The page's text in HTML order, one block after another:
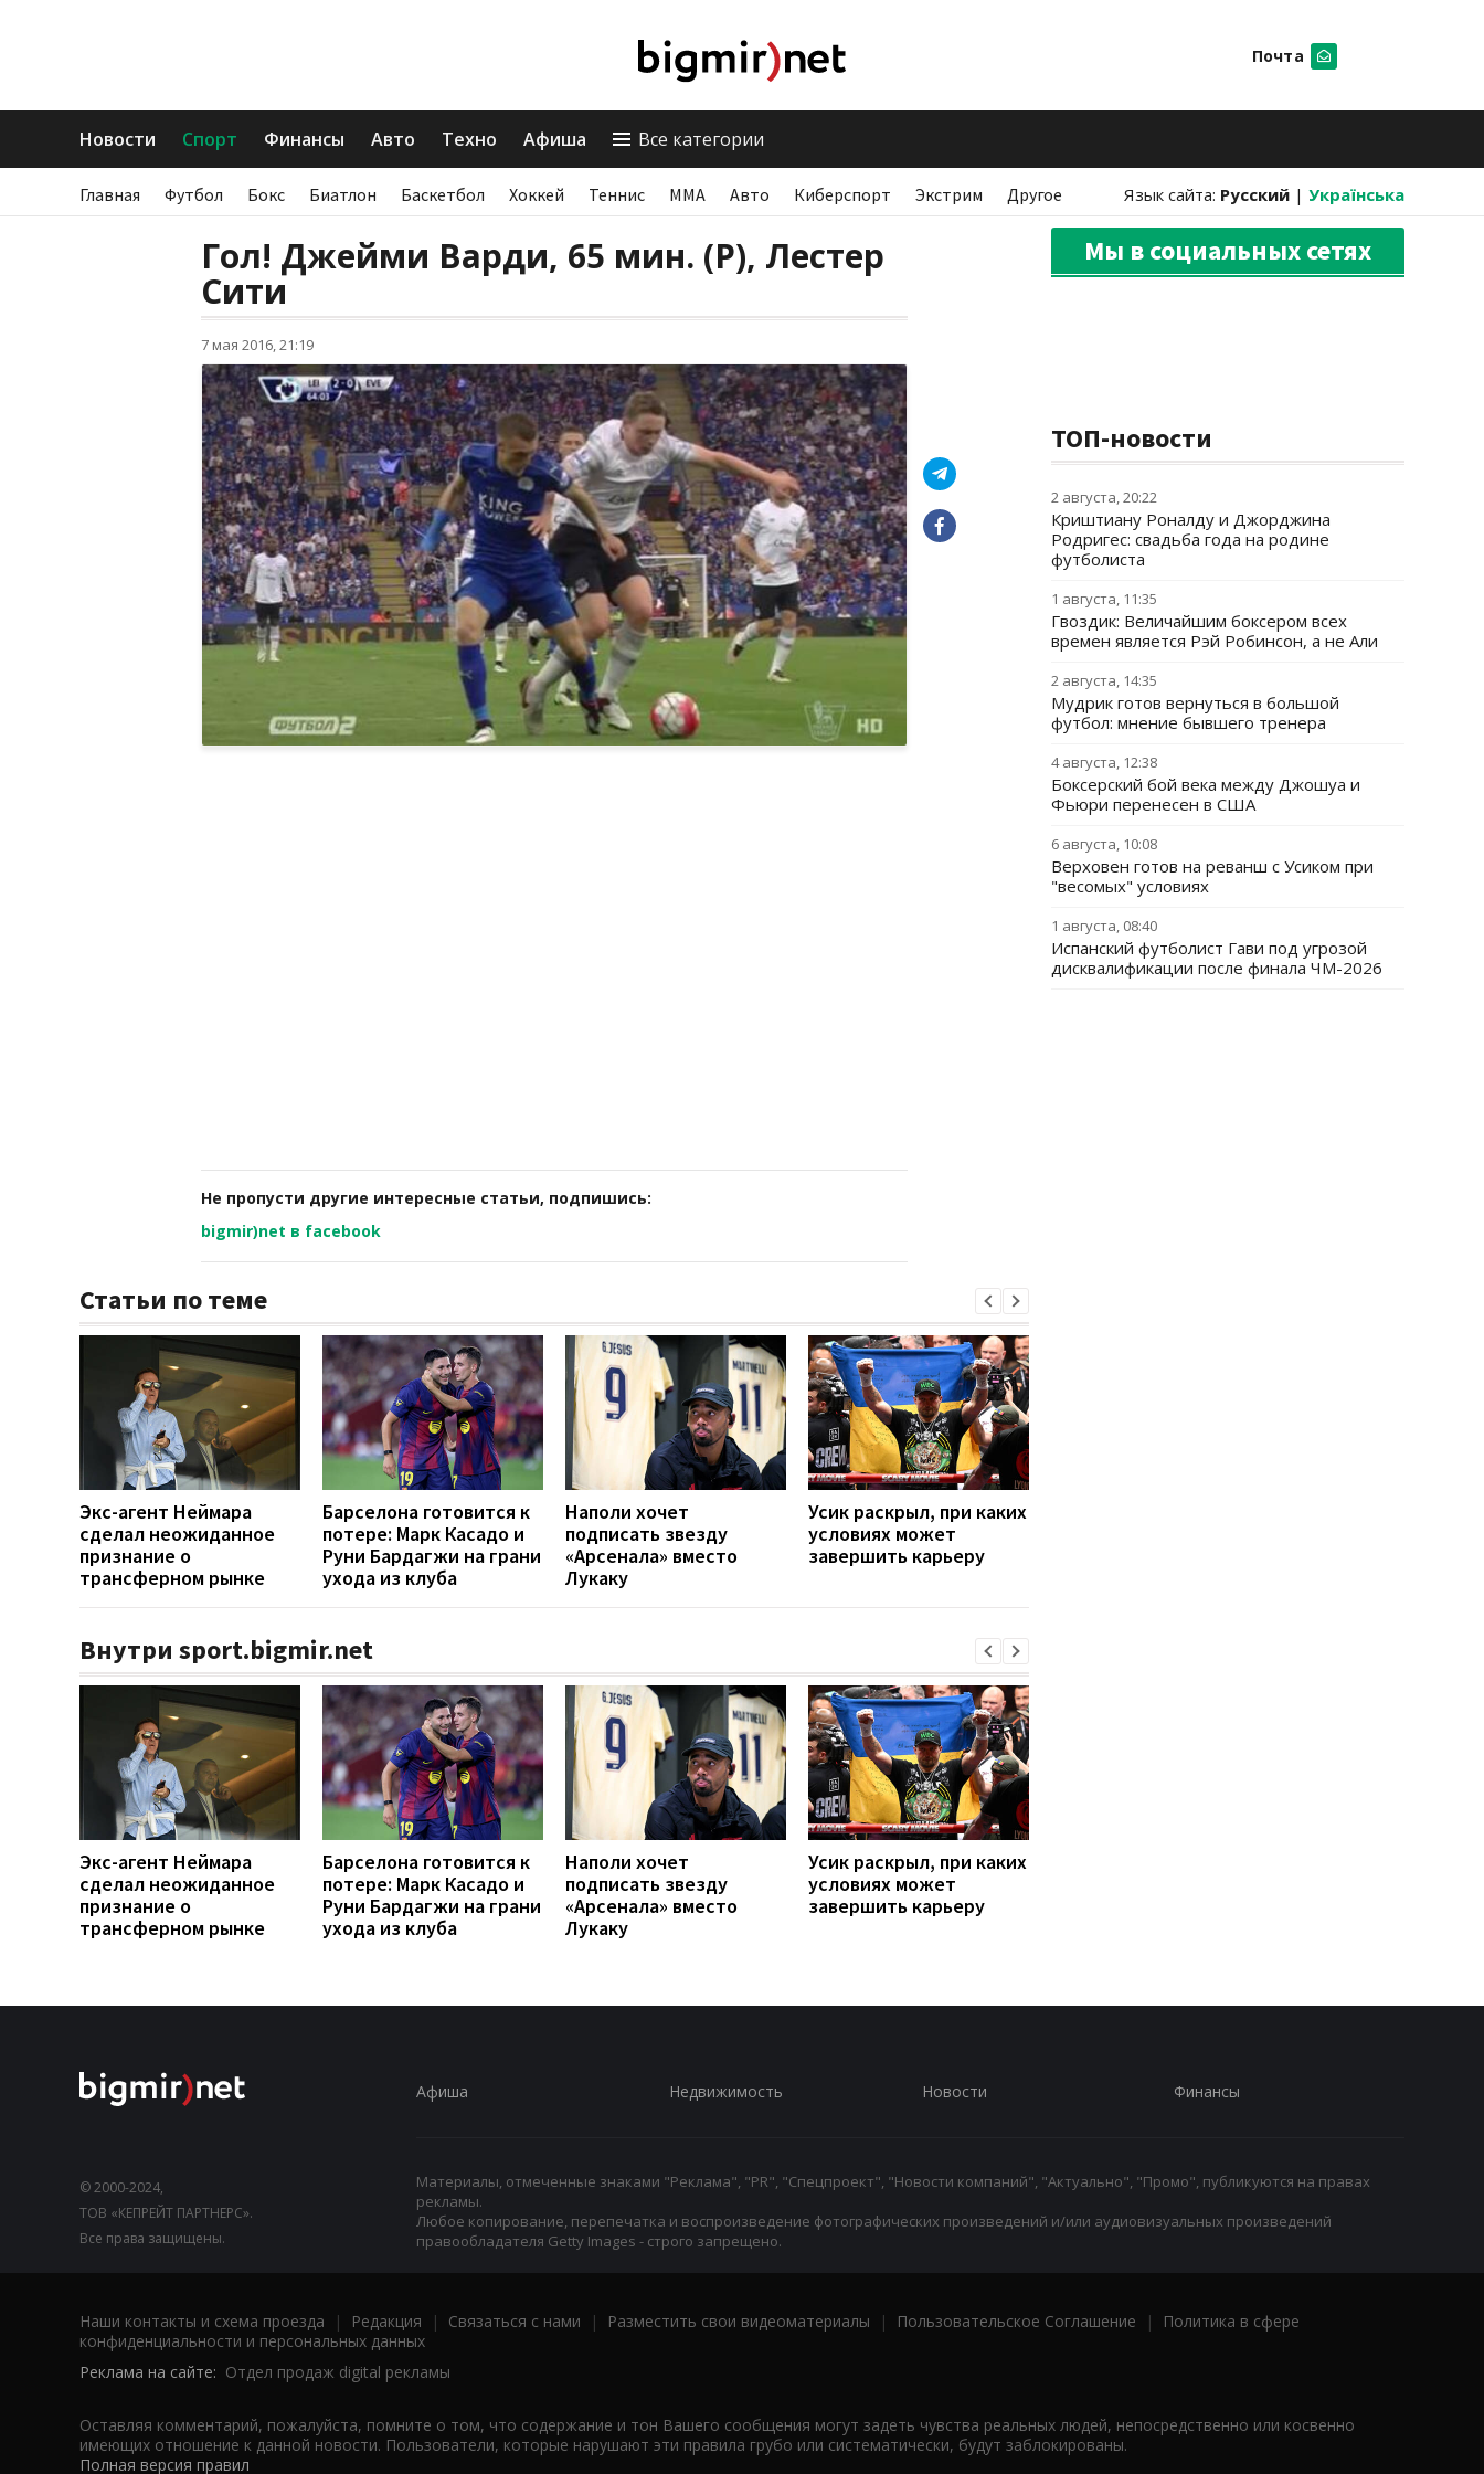
Почта
Новости Спорт Финансы Авто Техно Афиша Все категории
Главная Футбол Бокс Биатлон Баскетбол Хоккей Теннис ММА Авто Киберспорт Экстрим Другое Язык сайта: Русский | Українська
Гол! Джейми Варди, 65 мин. (P), Лестер
Сити
7 мая 2016, 21:19
Не пропусти другие интересные статьи, подпишись:
bigmir)net в facebook
Статьи по теме
Экс-агент Неймара
сделал неожиданное
признание о
трансферном рынке
Барселона готовится к
потере: Марк Касадо и
Руни Бардагжи на грани
ухода из клуба
Наполи хочет
подписать звезду
«Арсенала» вместо
Лукаку
Усик раскрыл, при каких
условиях может
завершить карьеру
Внутри sport.bigmir.net
Экс-агент Неймара
сделал неожиданное
признание о
трансферном рынке
Барселона готовится к
потере: Марк Касадо и
Руни Бардагжи на грани
ухода из клуба
Наполи хочет
подписать звезду
«Арсенала» вместо
Лукаку
Усик раскрыл, при каких
условиях может
завершить карьеру
Мы в социальных сетях
ТОП-новости
2 августа, 20:22
Криштиану Роналду и Джорджина
Родригес: свадьба года на родине
футболиста
1 августа, 11:35
Гвоздик: Величайшим боксером всех
времен является Рэй Робинсон, а не Али
2 августа, 14:35
Мудрик готов вернуться в большой
футбол: мнение бывшего тренера
4 августа, 12:38
Боксерский бой века между Джошуа и
Фьюри перенесен в США
6 августа, 10:08
Верховен готов на реванш с Усиком при
"весомых" условиях
1 августа, 08:40
Испанский футболист Гави под угрозой
дисквалификации после финала ЧМ-2026
© 2000-2024,
ТОВ «КЕПРЕЙТ ПАРТНЕРС».
Все права защищены.
Афиша Недвижимость Новости Финансы
Материалы, отмеченные знаками "Реклама", "PR", "Спецпроект", "Новости компаний", "Актуально", "Промо", публикуются на правах
рекламы.
Любое копирование, перепечатка и воспроизведение фотографических произведений и/или аудиовизуальных произведений
правообладателя Getty Images - строго запрещено.
Наши контакты и схема проезда | Редакция | Связаться с нами | Разместить свои видеоматериалы | Пользовательское Соглашение |
Политика в сфере
конфиденциальности и персональных данных
Реклама на сайте: Отдел продаж digital рекламы
Оставляя комментарий, пожалуйста, помните о том, что содержание и тон Вашего сообщения могут задеть чувства реальных людей, непосредственно или косвенно
имеющих отношение к данной новости. Пользователи, которые нарушают эти правила грубо или систематически, будут заблокированы.
Полная версия правил